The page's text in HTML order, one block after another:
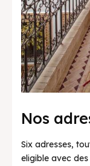
Nos
Six adresses,
eligible avec